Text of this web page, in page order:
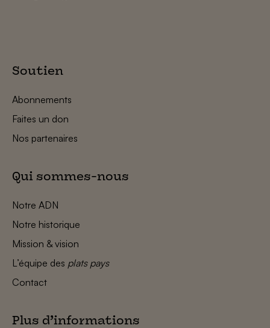
Soutien
Abonnements
Faites un don
Nos partenaires
Qui sommes-nous
Notre ADN
Notre historique
Mission & vision
L’équipe des plats pays
Contact
Plus d’informations